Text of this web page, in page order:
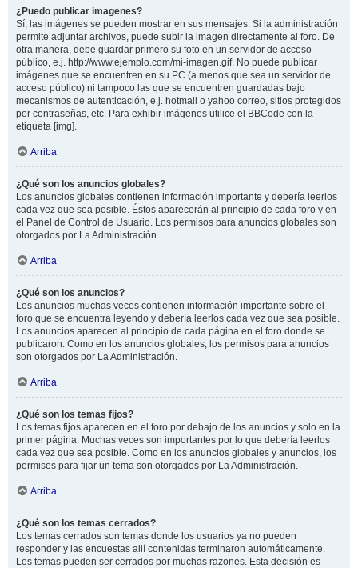
¿Puedo publicar imagenes?
Sí, las imágenes se pueden mostrar en sus mensajes. Si la administración
permite adjuntar archivos, puede subir la imagen directamente al foro. De
otra manera, debe guardar primero su foto en un servidor de acceso
público, e.j. http://www.ejemplo.com/mi-imagen.gif. No puede publicar
imágenes que se encuentren en su PC (a menos que sea un servidor de
acceso público) ni tampoco las que se encuentren guardadas bajo
mecanismos de autenticación, e.j. hotmail o yahoo correo, sitios protegidos
por contraseñas, etc. Para exhibir imágenes utilice el BBCode con la
etiqueta [img].
Arriba
¿Qué son los anuncios globales?
Los anuncios globales contienen información importante y debería leerlos
cada vez que sea posible. Éstos aparecerán al principio de cada foro y en
el Panel de Control de Usuario. Los permisos para anuncios globales son
otorgados por La Administración.
Arriba
¿Qué son los anuncios?
Los anuncios muchas veces contienen información importante sobre el
foro que se encuentra leyendo y debería leerlos cada vez que sea posible.
Los anuncios aparecen al principio de cada página en el foro donde se
publicaron. Como en los anuncios globales, los permisos para anuncios
son otorgados por La Administración.
Arriba
¿Qué son los temas fijos?
Los temas fijos aparecen en el foro por debajo de los anuncios y solo en la
primer página. Muchas veces son importantes por lo que debería leerlos
cada vez que sea posible. Como en los anuncios globales y anuncios, los
permisos para fijar un tema son otorgados por La Administración.
Arriba
¿Qué son los temas cerrados?
Los temas cerrados son temas donde los usuarios ya no pueden
responder y las encuestas allí contenidas terminaron automáticamente.
Los temas pueden ser cerrados por muchas razones. Esta decisión es